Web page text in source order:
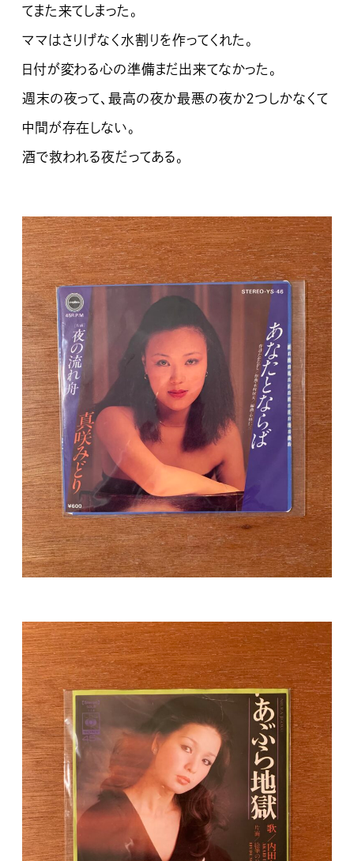
てまた来てしまった。
ママはさりげなく水割りを作ってくれた。
日付が変わる心の準備まだ出来てなかった。
週末の夜って、最高の夜か最悪の夜か２つしかなくて
中間が存在しない。
酒で救われる夜だってある。